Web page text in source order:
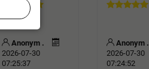
Anonym .
2026-07-30
07:25:37
Anonym .
2026-07-30
07:24:52